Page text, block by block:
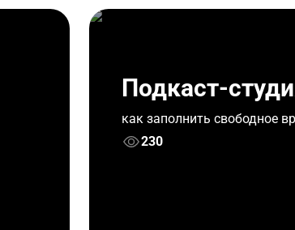
Подкаст-
как заполнить свободное
230